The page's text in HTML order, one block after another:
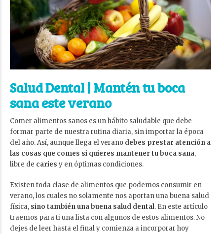
Salud Dental | Mantén tu boca
sana este verano
Comer alimentos sanos es un hábito saludable que debe
formar parte de nuestra rutina diaria, sin importar la época
del año. Así, aunque llega el verano debes prestar atención a
las cosas que comes si quieres mantener tu boca sana,
libre de caries y en óptimas condiciones.
Existen toda clase de alimentos que podemos consumir en
verano, los cuales no solamente nos aportan una buena salud
física, sino también una buena salud dental. En este artículo
traemos para ti una lista con algunos de estos alimentos. No
dejes de leer hasta el final y comienza a incorporar hoy